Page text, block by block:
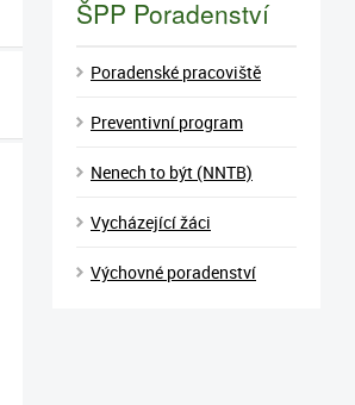
ŠPP Poradenství
Poradenské pracoviště
Preventivní program
Nenech to být (NNTB)
Vycházející žáci
Výchovné poradenství